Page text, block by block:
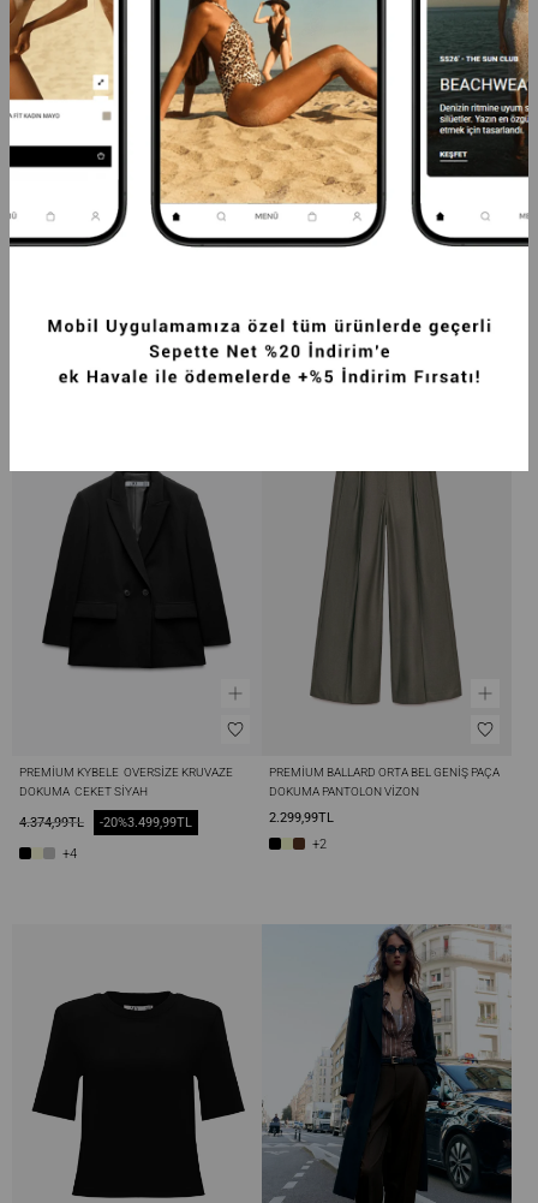
PREMIUM VENTO ORTA BEL KISA PAÇA
LYCRA PANTOLON BEYAZ
PREMIUM KYBELE YÜKSEK BEL DOKUMA
STRAIGHT PANTOLON SIYAH
PREMIUM KYBELE  OVERSIZE KRUVAZE
DOKUMA  CEKET SIYAH
4.374,99TL 3.499,99TL
-20%
+4
PREMIUM BALLARD ORTA BEL GENIŞ PAÇA
DOKUMA PANTOLON VIZON
2.299,99TL
+2